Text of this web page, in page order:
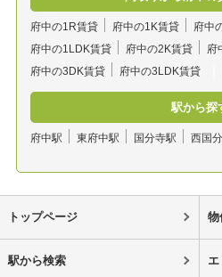
府中の1R賃貸 府中の1K賃貸
府中
府中の1LDK賃貸
府中の2K賃貸
府
府中の3DK賃貸
府中の3LDK賃貸
駅から探
府中駅 東府中駅 国分寺駅 西国
トップページ 物
駅から検索